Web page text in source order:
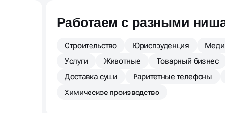
Работаем с разными
Строительство Юриспруденция
Услуги
Животные Товарный бизнес
Доставка суши
Раритетные телефоны
Химическое производство